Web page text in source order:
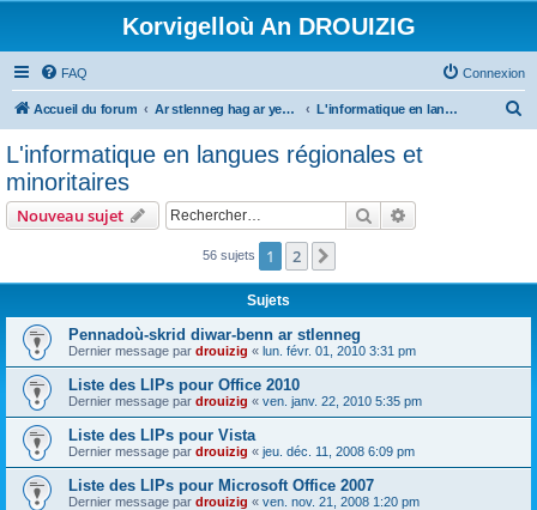
Korvigelloù An DROUIZIG
FAQ Connexion
Accueil du forum Ar stlenneg hag ar yezhoù bihan er bed a-bezh L'informatique en langues régionales et minoritaires
c
r
L'informatique en langues régionales et
minoritaires
Nouveau sujet Rechercher
56 sujets 1 2
Sujets
Pennadoù-skrid diwar-benn ar stlenneg
Dernier message par drouizig « lun. févr. 01, 2010 3:31 pm
Liste des LIPs pour Office 2010
Dernier message par drouizig « ven. janv. 22, 2010 5:35 pm
Liste des LIPs pour Vista
Dernier message par drouizig « jeu. déc. 11, 2008 6:09 pm
Liste des LIPs pour Microsoft Office 2007
Dernier message par drouizig « ven. nov. 21, 2008 1:20 pm